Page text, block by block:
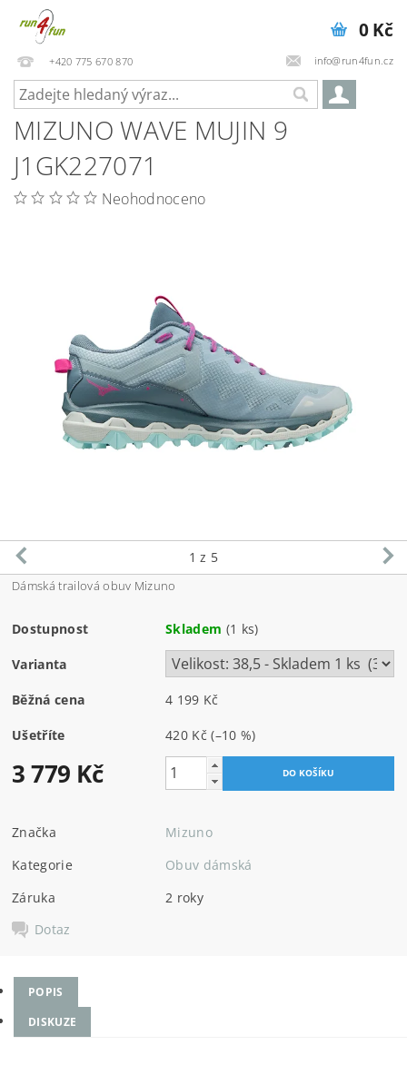
+420 775 670 870 info@run4fun.cz
0 Kč
MIZUNO WAVE MUJIN 9
J1GK227071
Neohodnoceno
1 z 5
Dámská trailová obuv Mizuno
Dostupnost Skladem (1 ks)
Varianta
Běžná cena 4 199 Kč
Ušetříte 420 Kč(–10 %)
3 779 Kč
Značka
Mizuno
Kategorie
Obuv dámská
Záruka
2 roky
Dotaz
POPIS
DISKUZE